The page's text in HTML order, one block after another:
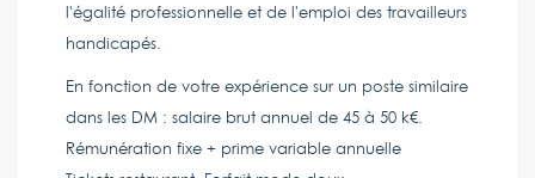
l'égalité professionnelle et de l'emploi des travailleurs
handicapés.
En fonction de votre expérience sur un poste similaire
dans les DM : salaire brut annuel de 45 à 50 k€.
Rémunération fixe + prime variable annuelle